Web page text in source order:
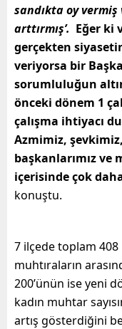
sandıkta oy vermiş
arttırmış’. Eğer ki
gerçekten
veriyorsa bir
sorumluluğun
önceki dönem 1
çalışma ihtiyacı
Azmimiz,
başkanlarımız ve
içerisinde çok
konuştu.
7 ilçede toplam
muhtıraların
200’ünün ise yeni
kadın muhtar
artış gösterdiğini